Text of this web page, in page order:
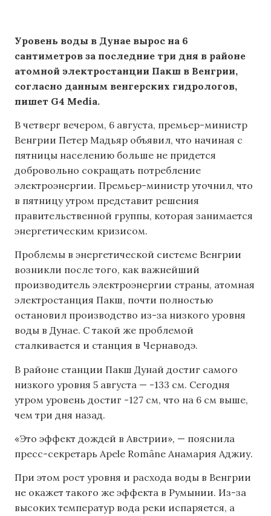
Уровень воды в Дунае вырос на 6
сантиметров за последние три дня в районе
атомной электростанции Пакш в Венгрии,
согласно данным венгерских гидрологов,
пишет G4 Media.
В четверг вечером, 6 августа, премьер-министр
Венгрии Петер Мадьяр объявил, что начиная с
пятницы населению больше не придется
добровольно сокращать потребление
электроэнергии. Премьер-министр уточнил, что
в пятницу утром представит решения
правительственной группы, которая занимается
энергетическим кризисом.
Проблемы в энергетической системе Венгрии
возникли после того, как важнейший
производитель электроэнергии страны, атомная
электростанция Пакш, почти полностью
остановил производство из-за низкого уровня
воды в Дунае. С такой же проблемой
сталкивается и станция в Чернаводэ.
В районе станции Пакш Дунай достиг самого
низкого уровня 5 августа — -133 см. Сегодня
утром уровень достиг -127 см, что на 6 см выше,
чем три дня назад.
«Это эффект дождей в Австрии», — пояснила
пресс-секретарь Apele Române Анамария Аджиу.
При этом рост уровня и расхода воды в Венгрии
не окажет такого же эффекта в Румынии. Из-за
высоких температур вода реки испаряется, а